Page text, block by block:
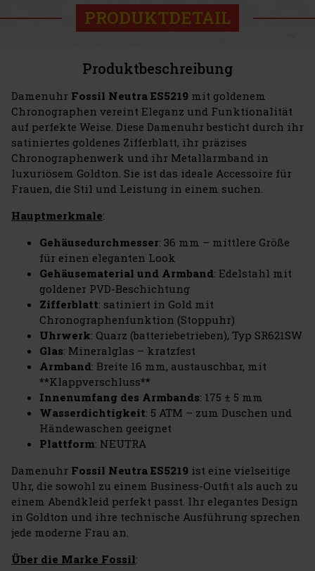
PRODUKTDETAIL
Produktbeschreibung
Damenuhr Fossil Neutra ES5219 mit goldenem
Chronographen vereint Eleganz und Funktionalität
auf perfekte Weise. Diese Damenuhr besticht durch ihr
satiniertes goldenes Zifferblatt, ihr präzises
Chronographenwerk und ihr Metallarmband in
luxuriösem Goldton. Sie ist das ideale Accessoire für
Frauen, die Stil und Leistung in einem suchen.
Hauptmerkmale:
Gehäusedurchmesser: 36 mm – mittlere Größe
für einen eleganten Look
Gehäusematerial und Armband: Edelstahl mit
goldener PVD-Beschichtung
Zifferblatt: satiniert in Gold mit
Chronographenfunktion (Stoppuhr)
Uhrwerk: Quarz (batteriebetrieben), Typ SR621SW
Glas: Mineralglas – kratzfest
Armband: Breite 16 mm, austauschbar, mit
**Klappverschluss**
Innenumfang des Armbands: 175 ± 5 mm
Wasserdichtigkeit: 5 ATM – zum Duschen und
Händewaschen geeignet
Plattform: NEUTRA
Damenuhr Fossil Neutra ES5219 ist eine vielseitige
Uhr, die sowohl zu einem Business-Outfit als auch zu
einem Abendkleid perfekt passt. Ihr elegantes Design
in Goldton und ihre technische Ausführung sprechen
jede moderne Frau an.
Über die Marke Fossil: